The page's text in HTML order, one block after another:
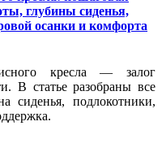
глубины сиденья,
осанки и комфорта
кресла — залог
В статье разобраны все
сиденья, подлокотники,